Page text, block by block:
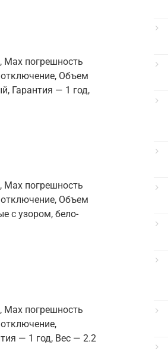
Max погрешность
Объем
Гарантия — 1 год,
Max погрешность
Объем
с узором, бело-
Max погрешность
— 1 год, Вес — 2.2